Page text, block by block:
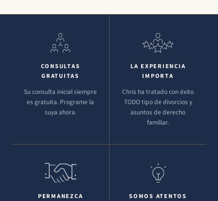
CONSULTAS
GRATUITAS
Su consulta inicial siempre
es gratuita. Programe la
suya ahora.
LA EXPERIENCIA
IMPORTA
Chris ha tratado con éxito
TODO tipo de divorcios y
asuntos de derecho
familiar.
PERMANEZCA
SOMOS ATENTOS